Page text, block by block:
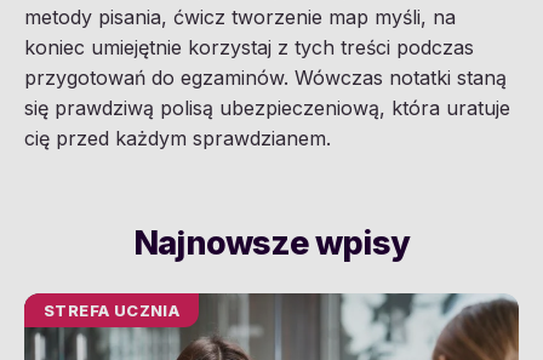
metody pisania, ćwicz tworzenie map myśli, na
koniec umiejętnie korzystaj z tych treści podczas
przygotowań do egzaminów. Wówczas notatki staną
się prawdziwą polisą ubezpieczeniową, która uratuje
cię przed każdym sprawdzianem.
Najnowsze wpisy
STREFA UCZNIA